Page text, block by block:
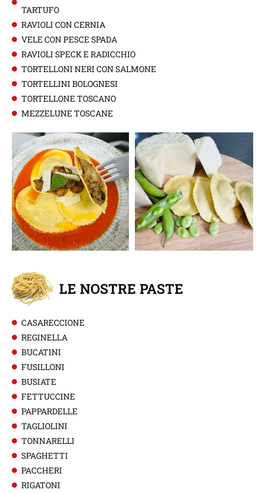
TARTUFO
RAVIOLI CON CERNIA
VELE CON PESCE SPADA
RAVIOLI SPECK E RADICCHIO
TORTELLONI NERI CON SALMONE
TORTELLINI BOLOGNESI
TORTELLONE TOSCANO
MEZZELUNE TOSCANE
LE NOSTRE PASTE
CASARECCIONE
REGINELLA
BUCATINI
FUSILLONI
BUSIATE
FETTUCCINE
PAPPARDELLE
TAGLIOLINI
TONNARELLI
SPAGHETTI
PACCHERI
RIGATONI